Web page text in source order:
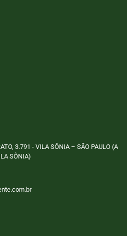
3.791 - VILA SÔNIA – SÃO PAULO (A
SÔNIA)